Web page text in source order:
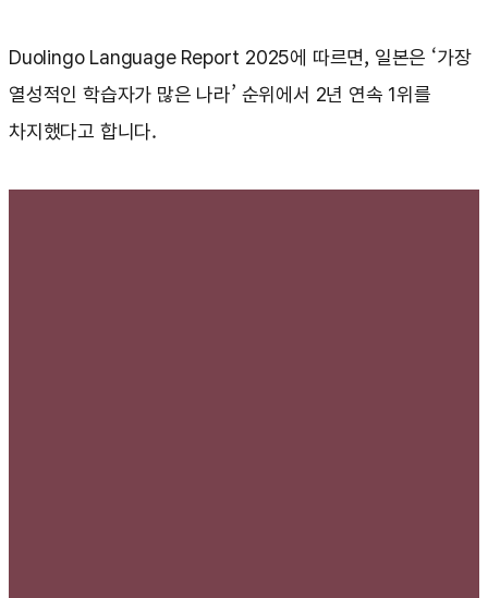
Duolingo Language Report 2025에 따르면, 일본은 ‘가장
열성적인 학습자가 많은 나라’ 순위에서 2년 연속 1위를
차지했다고 합니다.